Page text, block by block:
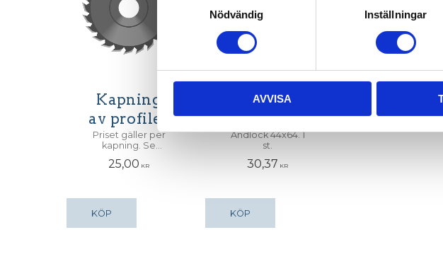
Nödvändig
Inställningar
AVVISA
Kapning
av profiler
Priset gäller per
kapning. Se
exempel.
25,00 KR
KÖP
Ändlock
44x64
Ändlock 44x64. 1
st.
30,37 KR
KÖP